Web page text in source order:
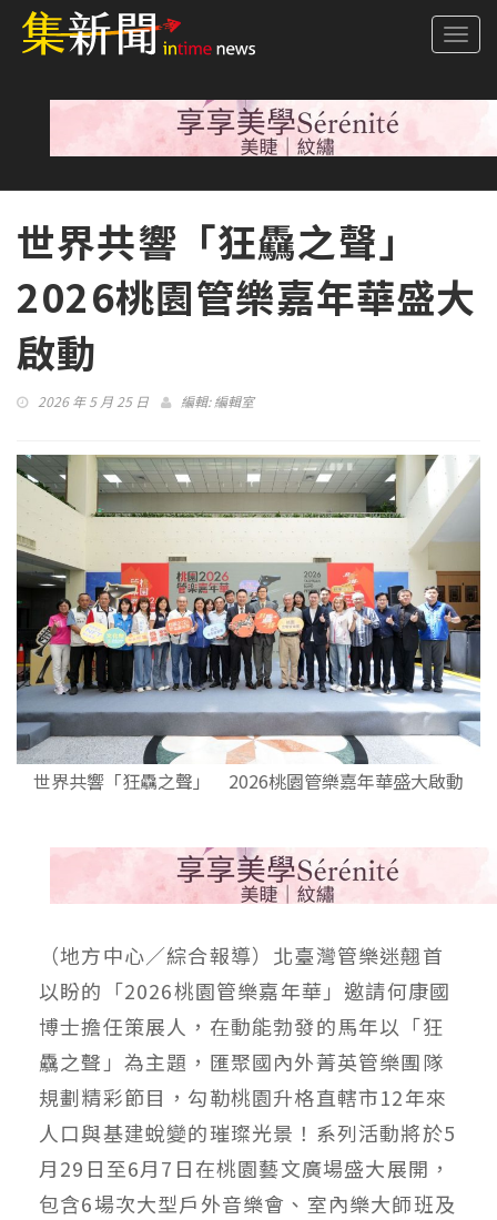
世界共響「狂驫之聲」
2026桃園管樂嘉年華盛大
啟動
2026 年 5 月 25 日 編輯:編輯室
世界共響「狂驫之聲」 2026桃園管樂嘉年華盛大啟動
（地方中心／綜合報導）北臺灣管樂迷翹首
以盼的「2026桃園管樂嘉年華」邀請何康國
博士擔任策展人，在動能勃發的馬年以「狂
驫之聲」為主題，匯聚國內外菁英管樂團隊
規劃精彩節目，勾勒桃園升格直轄市12年來
人口與基建蛻變的璀璨光景！系列活動將於5
月29日至6月7日在桃園藝文廣場盛大展開，
包含6場次大型戶外音樂會、室內樂大師班及